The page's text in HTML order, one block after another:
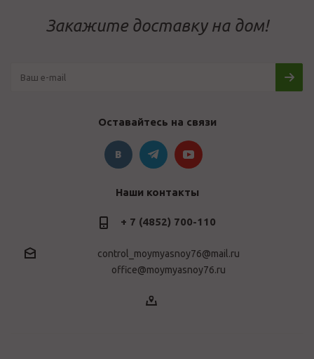
Закажите доставку на дом!
Оставайтесь на связи
Наши контакты
+ 7 (4852) 700-110
control_moymyasnoy76@mail.ru
office@moymyasnoy76.ru